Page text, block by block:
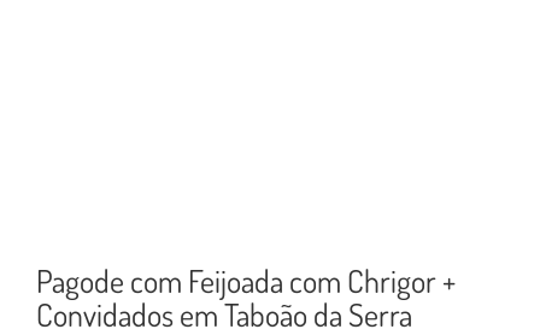
Pagode com Feijoada com Chrigor +
Convidados em Taboão da Serra